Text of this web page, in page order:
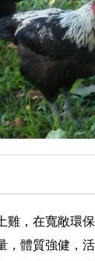
，在寬敞環
，體質強健，活